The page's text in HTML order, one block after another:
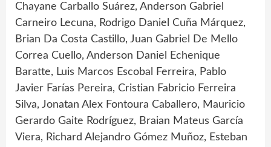
Chayane Carballo Suárez, Anderson Gabriel
Carneiro Lecuna, Rodrigo Daniel Cuña Márquez,
Brian Da Costa Castillo, Juan Gabriel De Mello
Correa Cuello, Anderson Daniel Echenique
Baratte, Luis Marcos Escobal Ferreira, Pablo
Javier Farías Pereira, Cristian Fabricio Ferreira
Silva, Jonatan Alex Fontoura Caballero, Mauricio
Gerardo Gaite Rodríguez, Braian Mateus García
Viera, Richard Alejandro Gómez Muñoz, Esteban